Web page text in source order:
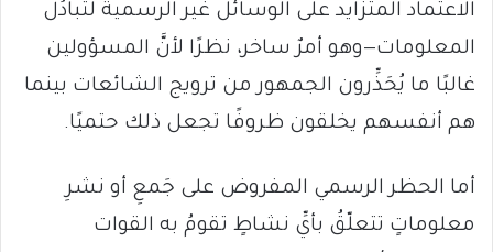
الاعتماد المتزايد على الوسائل غير الرسمية لتبادُل
المعلومات—وهو أمرٌ ساخر، نظرًا لأنَّ المسؤولين
غالبًا ما يُحَذِّرون الجمهور من ترويج الشائعات بينما
هم أنفسهم يخلقون ظروفًا تجعل ذلك حتميًا.
أما الحظر الرسمي المفروض على جَمعِ أو نشرِ
معلوماتٍ تتعلّقُ بأيِّ نشاطٍ تقومُ به القوات